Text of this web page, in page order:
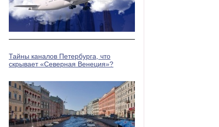
Тайны каналов Петербурга, что
скрывает «Северная Венеция»?